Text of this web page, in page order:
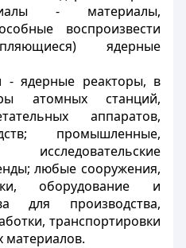
- материалы,
воспроизвести
ядерные
- ядерные реакторы, в
атомных станций,
аппаратов,
промышленные,
исследовательские
любые сооружения,
оборудование и
для производства,
транспортировки